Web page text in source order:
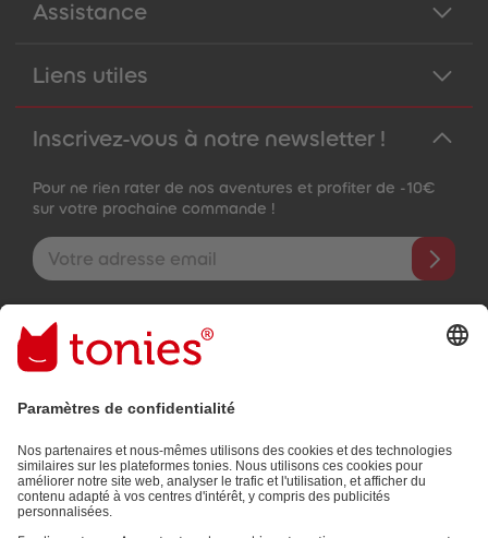
Assistance
Liens utiles
Inscrivez-vous à notre newsletter !
Pour ne rien rater de nos aventures et profiter de -10€
sur votre prochaine commande !
Adresse e-mail
grâce aux informations que vous nous avez fournies (par ex.
données de votre compte) et aux données d'utilisation partagées
à des fins publicitaires (par ex. temps d'écoute). Révocable à tout
Les moyens de paiement :